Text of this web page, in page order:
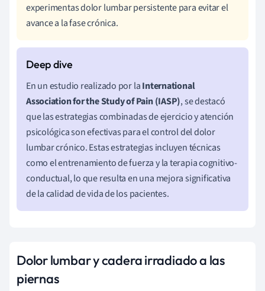
experimentas dolor lumbar persistente para evitar el
avance a la fase crónica.
En un estudio realizado por laInternational
Association for the Study of Pain (IASP), se destacó
que las estrategias combinadas de ejercicio y atención
psicológica son efectivas para el control del dolor
lumbar crónico. Estas estrategias incluyen técnicas
como el entrenamiento de fuerza y la terapia cognitivo-
conductual, lo que resulta en una mejora significativa
de la calidad de vida de los pacientes.
Dolor lumbar y cadera irradiado a las
piernas